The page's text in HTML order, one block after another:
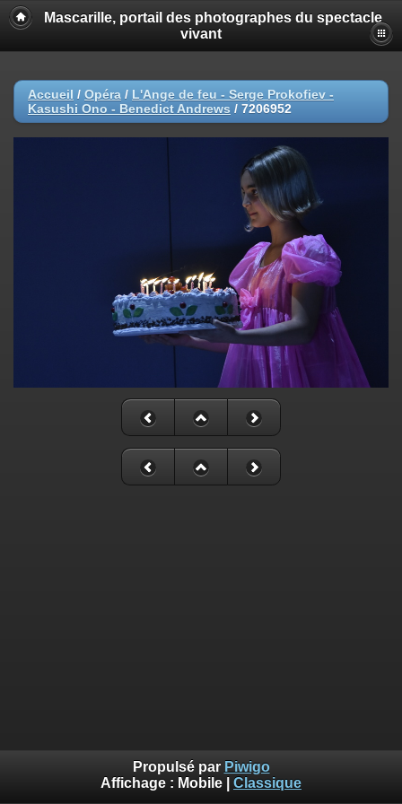
Mascarille, portail des photographes du spectacle
vivant
Accueil / Opéra / L'Ange de feu - Serge Prokofiev -
Kasushi Ono - Benedict Andrews / 7206952
Propulsé par Piwigo
Affichage : Mobile Classique